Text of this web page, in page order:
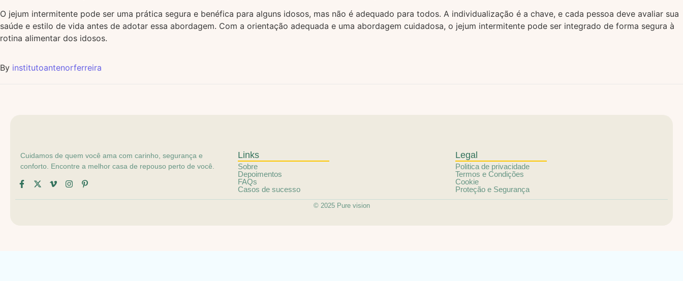
O jejum intermitente pode ser uma prática segura e benéfica para alguns idosos, mas não é adequado para todos. A individualização é a chave, e cada pessoa deve avaliar sua
saúde e estilo de vida antes de adotar essa abordagem. Com a orientação adequada e uma abordagem cuidadosa, o jejum intermitente pode ser integrado de forma segura à
rotina alimentar dos idosos.
By institutoantenorferreira
Cuidamos de quem você ama com carinho, segurança e
conforto. Encontre a melhor casa de repouso perto de você.
Links
Sobre
Depoimentos
FAQs
Casos de sucesso
Legal
Politica de privacidade
Termos e Condições
Cookie
Proteção e Segurança
© 2025 Pure vision